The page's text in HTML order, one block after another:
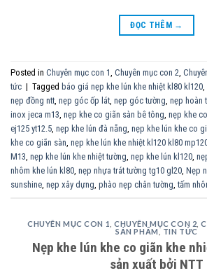
ĐỌC THÊM →
Posted in Chuyên mục con 1, Chuyên mục con 2,
tức | Tagged báo giá nẹp khe lún khe nhiệt kl80 kl120,
nẹp đồng ntt, nẹp góc ốp lát, nẹp góc tường, nẹp hoàn
inox jeca m13, nẹp khe co giãn sàn bê tông, nẹp khe
ej125 yt12.5, nẹp khe lún đà nẵng, nẹp khe lún khe co
khe co giãn sàn, nẹp khe lún khe nhiệt kl120 kl80
M13, nẹp khe lún khe nhiệt tường, nẹp khe lún kl120,
nhôm khe lún kl80, nẹp nhựa trát tường tg10 gl20, Nẹp
sunshine, nẹp xây dựng, phào nẹp chân tường,tấm
CHUYÊN MỤC CON 1 ,CHUYÊN MỤC CON 2 ,
SẢN PHẨM
TIN TỨC
Nẹp khe lún khe co giãn khe
sản xuất bởi NTT